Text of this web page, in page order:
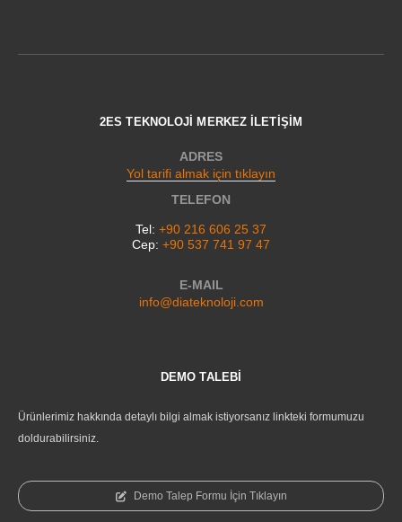
2ES TEKNOLOJİ MERKEZ İLETİŞİM
ADRES
Yol tarifi almak için tıklayın
TELEFON
Tel: +90 216 606 25 37
Cep: +90 537 741 97 47
E-MAIL
info@diateknoloji.com
DEMO TALEBİ
Ürünlerimiz hakkında detaylı bilgi almak istiyorsanız linkteki formumuzu
doldurabilirsiniz.
Demo Talep Formu İçin Tıklayın